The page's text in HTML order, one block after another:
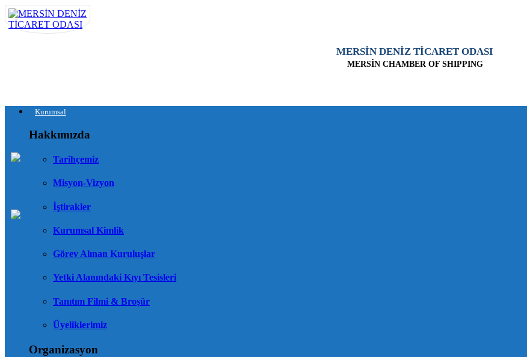
MERSİN DENİZ TİCARET ODASI
MERSİN CHAMBER OF SHIPPING
Kurumsal
Hakkımızda
Tarihçemiz
Misyon-Vizyon
İştirakler
Kurumsal Kimlik
Görev Alınan Kuruluşlar
Yetki Alanındaki Kıyı Tesisleri
Tanıtım Filmi & Broşür
Üyeliklerimiz
Organizasyon